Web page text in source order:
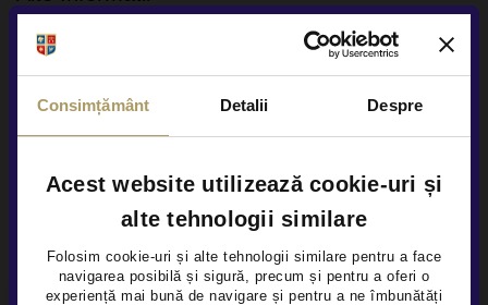
Consimțământ Detalii Despre
Acest website utilizează cookie-uri și
alte tehnologii similare
Folosim cookie-uri și alte tehnologii similare pentru a face
navigarea posibilă și sigură, precum și pentru a oferi o
experiență mai bună de navigare și pentru a ne îmbunătăți
Senzori presiune roti
Frana parcare electrica
Numar chei disponibile 2
Alte servicii disponibile
×